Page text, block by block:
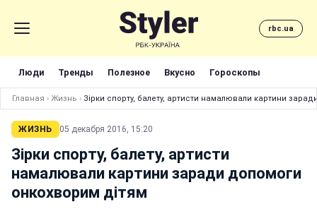
rbc.ua
Люди Тренды Полезное Вкусно Гороскопы
Главная › Жизнь › Зірки спорту, балету, артисти намалювали картини
ЖИЗНЬ 05 декабря 2016, 15:20
Зірки спорту, балету, артисти
намалювали картини заради допомоги
онкохворим дітям